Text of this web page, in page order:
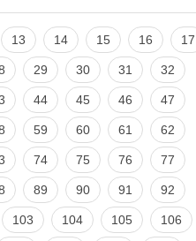
13 14 15 16 17
29 30 31 32
44 45 46 47
59 60 61 62
74 75 76 77
89 90 91 92
103 104 105 106